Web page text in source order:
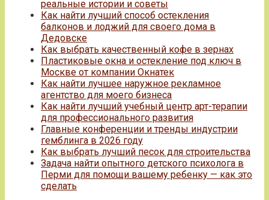
реальные истории и советы
Как найти лучший способ остекления
балконов и лоджий для своего дома в
Дедовске
Как выбрать качественный кофе в зернах
Пластиковые окна и остекление под ключ в
Москве от компании Окнатек
Как найти лучшее наружное рекламное
агентство для моего бизнеса
Как найти лучший учебный центр арт-терапии
для профессионального развития
Главные конференции и тренды индустрии
гемблинга в 2026 году
Как выбрать лучший песок для строительства
Задача найти опытного детского психолога в
Перми для помощи вашему ребенку — как это
сделать